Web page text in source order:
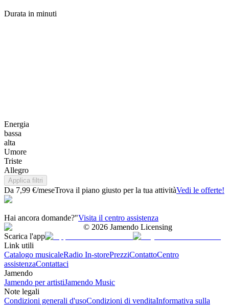
Durata in minuti
Energia
bassa
alta
Umore
Triste
Allegro
Applica filtri
Da 7,99 €/meseTrova il piano giusto per la tua attivitàVedi le offerte!
Hai ancora domande?"Visita il centro assistenza
© 2026 Jamendo Licensing
Scarica l'app
Link utili
Catalogo musicaleRadio In-storePrezziContattoCentro
assistenzaContattaci
Jamendo
Jamendo per artistiJamendo Music
Note legali
Condizioni generali d'usoCondizioni di venditaInformativa sulla